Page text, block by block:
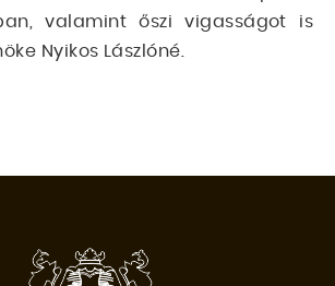
valamint őszi vigasságot is
Nyikos Lászlóné.